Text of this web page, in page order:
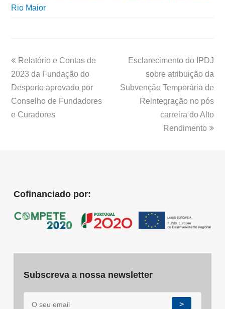
Rio Maior
Esclarecimento do IPDJ
sobre atribuição da
Subvenção Temporária de
Reintegração no pós
carreira do Alto
Rendimento
Relatório e Contas de
2023 da Fundação do
Desporto aprovado por
Conselho de Fundadores
e Curadores
Cofinanciado por:
Subscreva a nossa newsletter
>